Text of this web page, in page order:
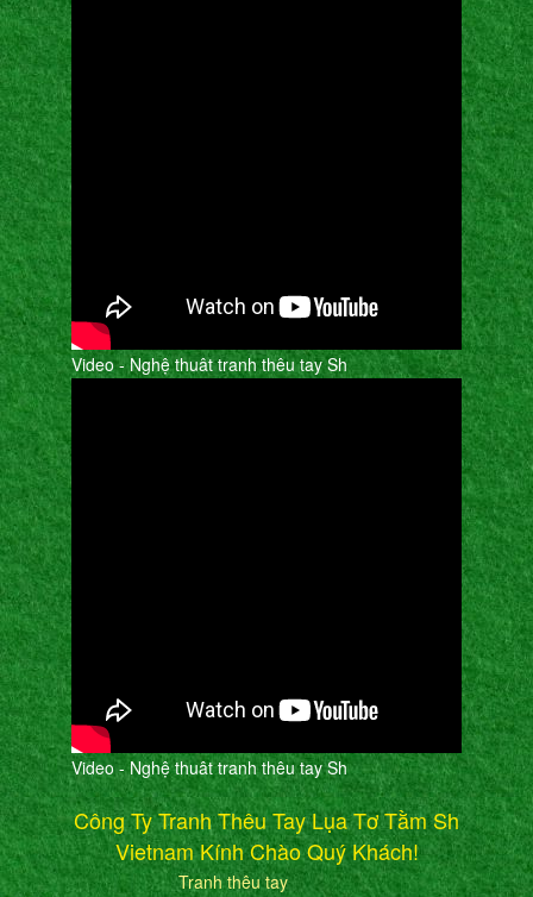
Video - Nghệ thuât tranh thêu tay Sh
Video - Nghệ thuât tranh thêu tay Sh
Công Ty Tranh Thêu Tay Lụa Tơ Tằm Sh
Vietnam Kính Chào Quý Khách!
Tranh thêu tay